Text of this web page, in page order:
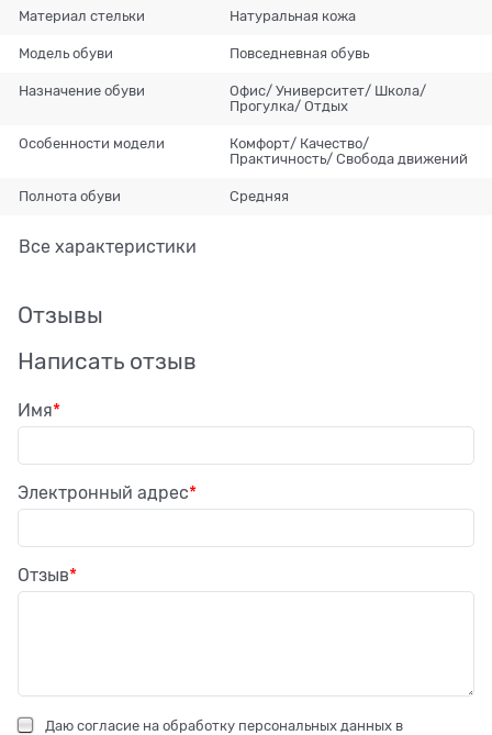
Материал стельки Натуральная кожа
Модель обуви Повседневная обувь
Назначение обуви
Офис/ Университет/ Школа/
Прогулка/ Отдых
Особенности модели
Комфорт/ Качество/
Практичность/ Свобода движений
Полнота обуви Средняя
Все характеристики
Отзывы
Написать отзыв
Имя
Электронный адрес
Отзыв
Даю согласие на обработку персональных данных в